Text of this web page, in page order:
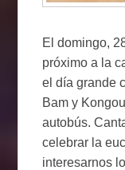
El domingo,
próximo a la
el día grande
Bam y
autobús.
celebrar la
interesarnos